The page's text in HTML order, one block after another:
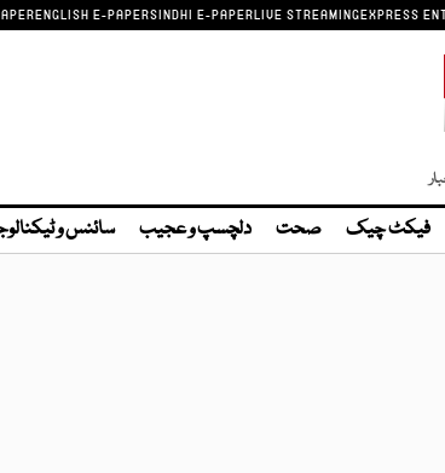
ENGLISH E-PAPERSINDHI E-PAPERLIVE STREAMINGEXPRESS
فیکٹ چیک صحت دلچسپ و عجیب سائنس و